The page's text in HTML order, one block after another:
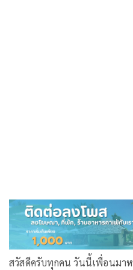
สวัสดีครับทุกคน วันนี้เพื่อนมา